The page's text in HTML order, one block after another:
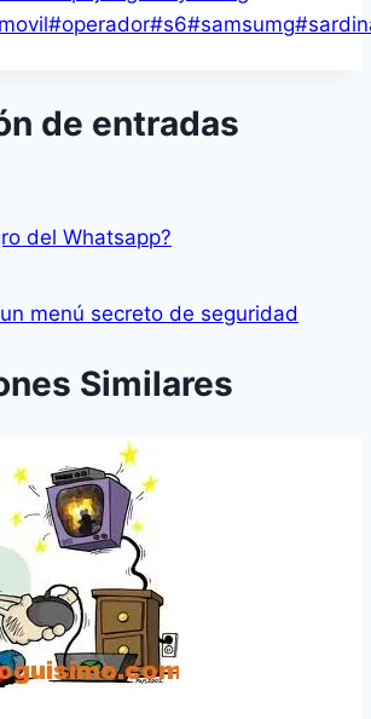
movil#operador#s6#samsumg#
de entradas
del Whatsapp?
menú secreto de seguridad
Similares